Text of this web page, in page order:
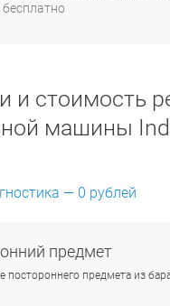
бесплатно
и стоимость
машины
— 0 рублей
предмет
постороннего предмета из